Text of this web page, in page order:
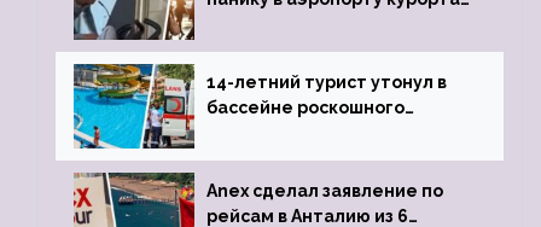
задержке рейса
14-летний турист утонул в
бассейне роскошного
Anex сделал заявление по
рейсам в Анталию из 6